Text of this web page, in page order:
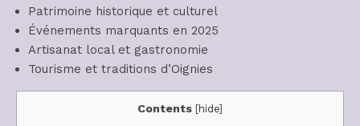
Patrimoine historique et culturel
Événements marquants en 2025
Artisanat local et gastronomie
Tourisme et traditions d’Oignies
Contents [hide]